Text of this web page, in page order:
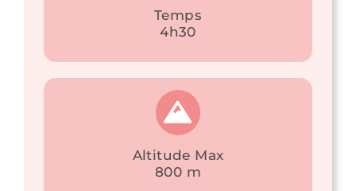
Temps
4h30
Altitude Max
800 m